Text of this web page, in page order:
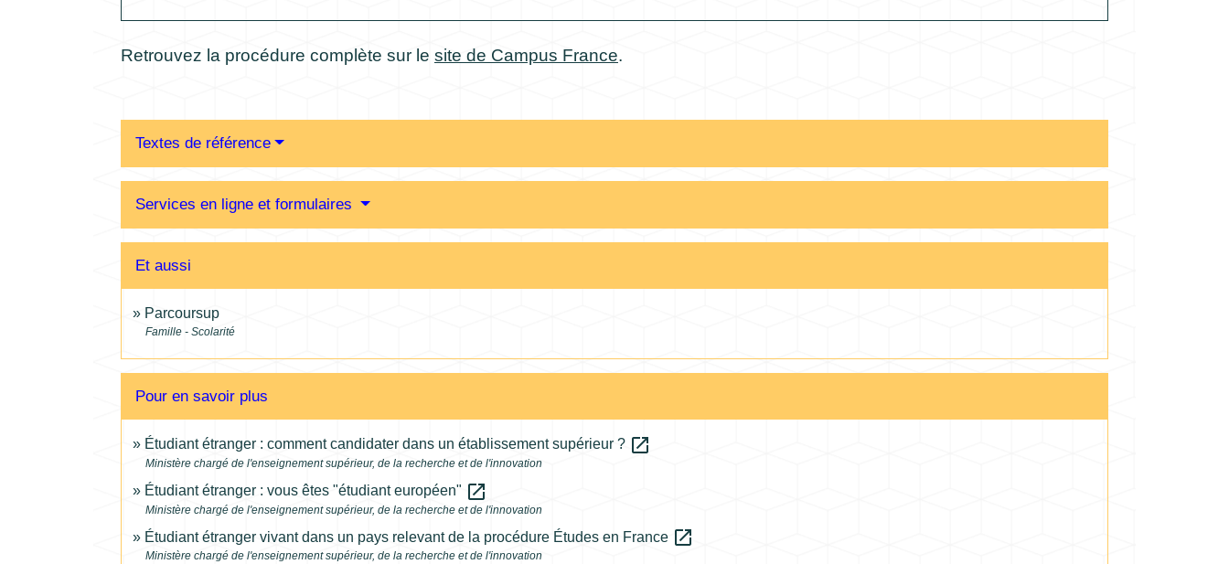
Retrouvez la procédure complète sur le site de Campus France.
Textes de référence
Services en ligne et formulaires
Et aussi
Parcoursup
Famille - Scolarité
Pour en savoir plus
Étudiant étranger : comment candidater dans un établissement supérieur ? open_in_new
Ministère chargé de l'enseignement supérieur, de la recherche et de l'innovation
Étudiant étranger : vous êtes "étudiant européen" open_in_new
Ministère chargé de l'enseignement supérieur, de la recherche et de l'innovation
Étudiant étranger vivant dans un pays relevant de la procédure Études en France open_in_new
Ministère chargé de l'enseignement supérieur, de la recherche et de l'innovation